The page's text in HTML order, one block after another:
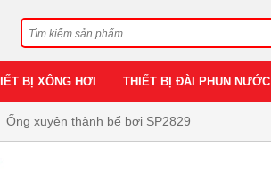
BỊ XÔNG HƠI THIẾT BỊ ĐÀI PHUN NƯỚC
Ống xuyên thành bể bơi SP2829